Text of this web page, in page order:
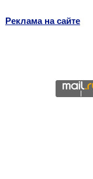
Реклама на сайте